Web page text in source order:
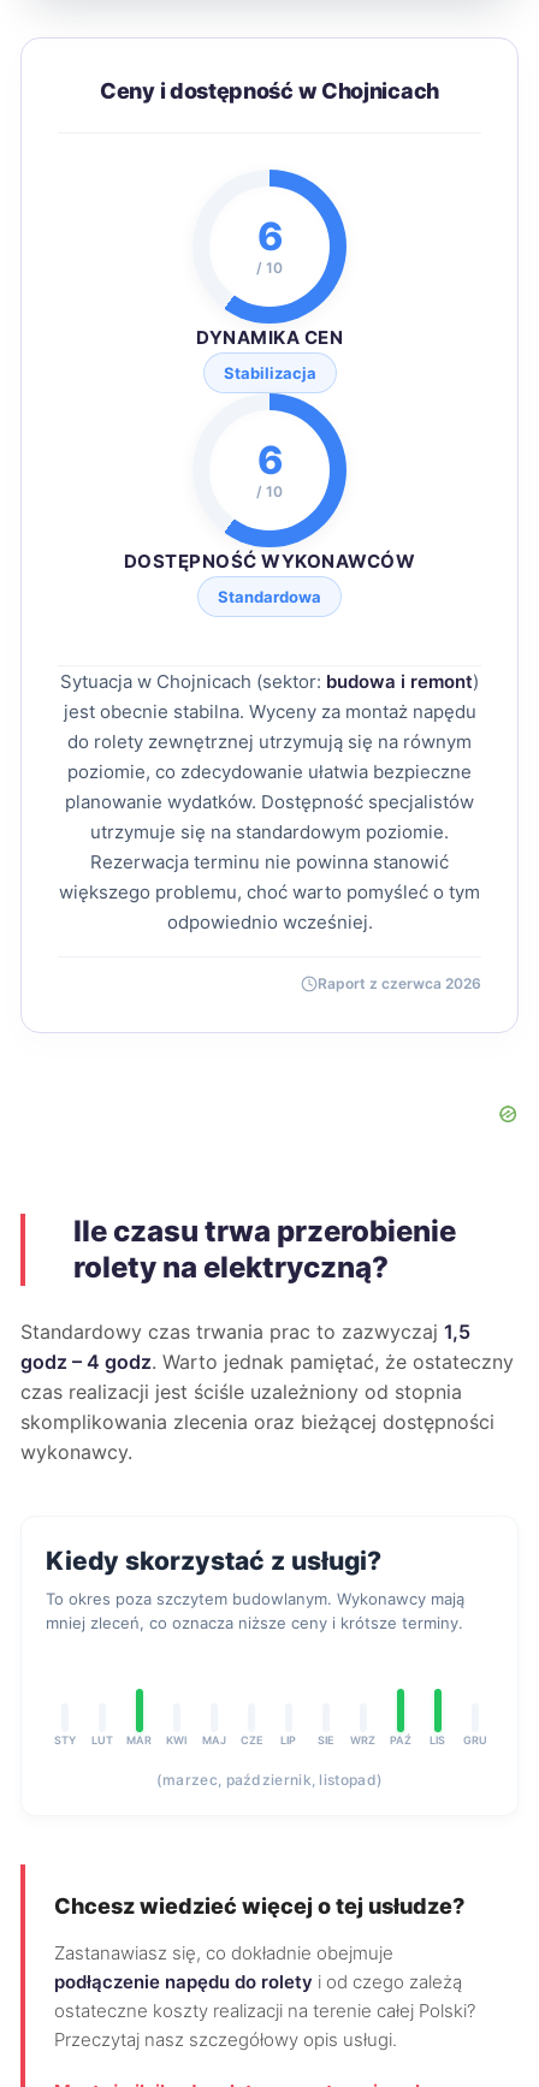
Ceny i dostępność w Chojnicach
6
/ 10
DYNAMIKA CEN
Stabilizacja
6
/ 10
DOSTĘPNOŚĆ WYKONAWCÓW
Standardowa
Sytuacja w Chojnicach (sektor: budowa i remont)
jest obecnie stabilna. Wyceny za montaż napędu
do rolety zewnętrznej utrzymują się na równym
poziomie, co zdecydowanie ułatwia bezpieczne
planowanie wydatków. Dostępność specjalistów
utrzymuje się na standardowym poziomie.
Rezerwacja terminu nie powinna stanowić
większego problemu, choć warto pomyśleć o tym
odpowiednio wcześniej.
Raport z czerwca 2026
Ile czasu trwa przerobienie
rolety na elektryczną?
Standardowy czas trwania prac to zazwyczaj 1,5
godz – 4 godz. Warto jednak pamiętać, że ostateczny
czas realizacji jest ściśle uzależniony od stopnia
skomplikowania zlecenia oraz bieżącej dostępności
wykonawcy.
Kiedy skorzystać z usługi?
To okres poza szczytem budowlanym. Wykonawcy mają
mniej zleceń, co oznacza niższe ceny i krótsze terminy.
STY LUT MAR KWI MAJ CZE LIP SIE WRZ PAŹ LIS GRU
(marzec, październik, listopad)
Chcesz wiedzieć więcej o tej usłudze?
Zastanawiasz się, co dokładnie obejmuje
podłączenie napędu do rolety i od czego zależą
ostateczne koszty realizacji na terenie całej Polski?
Przeczytaj nasz szczegółowy opis usługi.